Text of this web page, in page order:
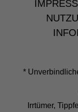
*
Irrtümer,